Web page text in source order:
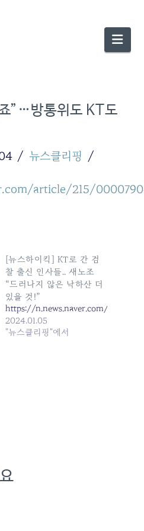
”…방통위도 KT도
뉴스클리핑
article/215/
215/0001022348
[뉴스하이킥] KT로 간 검
찰 출신 인사들.. 새노조
“드러나지 않은 낙하산 더
있을 것!”
https://n.news.naver.com/article/
2024.01.05
"뉴스클리핑"에서
374/0000270617